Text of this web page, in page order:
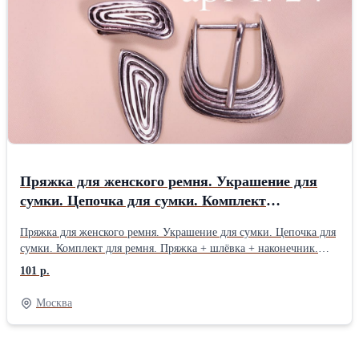
Пряжка для женского ремня. Украшение для
сумки. Цепочка для сумки. Комплект
наконечник.
Пряжка для женского ремня. Украшение для сумки. Цепочка для
сумки. Комплект для ремня. Пряжка + шлёвка + наконечник.
Комплект фурнитуры для ремня. Набор Пряжка шлевка
наконечник. Фурнитура для сумок. Фурнитура для ремней.
Пряжка шлевка наконечник. В ассортименте и всегда в наличии
большой выбор аксессуаров для ремней, одежды и обуви от
итальянских производителей. Стильные комплекты для женских
101 р.
Москва